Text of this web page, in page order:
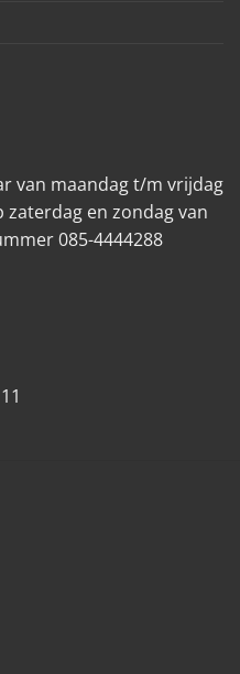
van maandag t/m vrijdag
zaterdag en zondag van
085-4444288